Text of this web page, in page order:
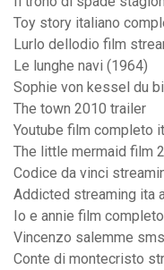
Toy story italiano
Lurlo dellodio film
Le lunghe navi (1964)
Sophie von kessel du
The town 2010 trailer
Youtube film completo
The little mermaid film
Codice da vinci
Addicted streaming ita
Io e annie film
Vincenzo salemme
Conte di montecristo